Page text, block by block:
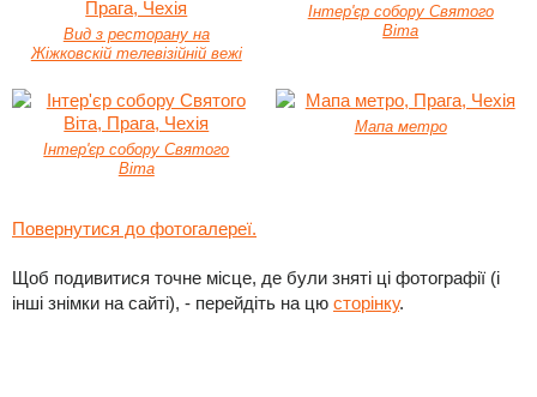
Вид з ресторану на
Жіжковскій телевізійній вежі
Інтер'єр собору Святого
Віта
Інтер'єр собору Святого
Віта
Мапа метро
Повернутися до фотогалереї.
Щоб подивитися точне місце, де були зняті ці фотографії (і
інші знімки на сайті), - перейдіть на цю сторінку.